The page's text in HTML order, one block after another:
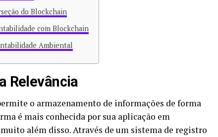
do Blockchain
com Blockchain
Ambiental
Relevância
o armazenamento de informações de forma
é mais conhecida por sua aplicação em
além disso. Através de um sistema de registro